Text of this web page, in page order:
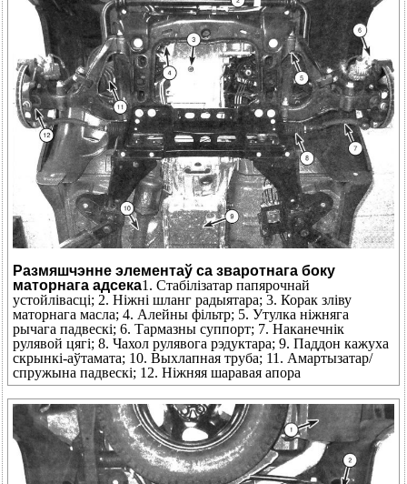
Размяшчэнне элементаў са зваротнага боку
маторнага адсека1. Стабілізатар папярочнай
устойлівасці; 2. Ніжні шланг радыятара; 3. Корак зліву
маторнага масла; 4. Алейны фільтр; 5. Утулка ніжняга
рычага падвескі; 6. Тармазны суппорт; 7. Наканечнік
рулявой цягі; 8. Чахол рулявога рэдуктара; 9. Паддон кажуха
скрынкі-аўтамата; 10. Выхлапная труба; 11. Амартызатар/
спружына падвескі; 12. Ніжняя шаравая апора